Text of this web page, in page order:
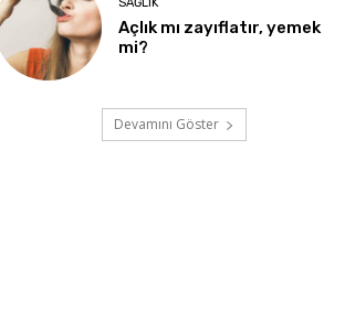
Açlık mı zayıflatır, yemek
mi?
Devamını Göster